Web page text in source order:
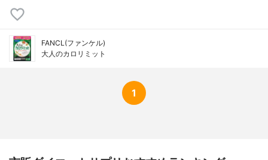
FANCL(ファンケル)
大人のカロリミット
1